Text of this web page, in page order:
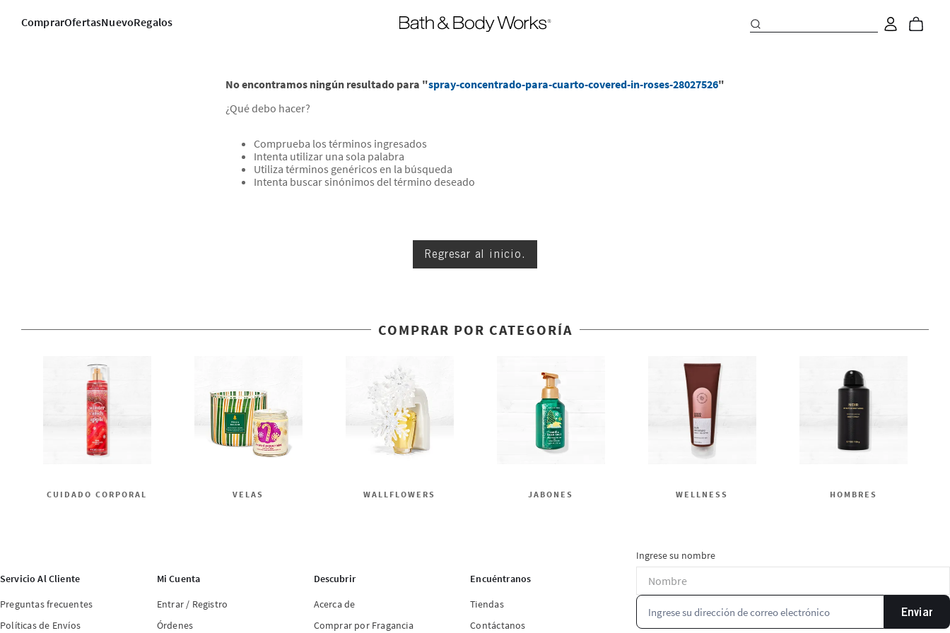
ComprarOfertasNuevoRegalos
No encontramos ningún resultado para "spray-concentrado-para-cuarto-covered-in-roses-28027526"
¿Qué debo hacer?
Comprueba los términos ingresados
Intenta utilizar una sola palabra
Utiliza términos genéricos en la búsqueda
Intenta buscar sinónimos del término deseado
Regresar al inicio.
COMPRAR POR CATEGORÍA
CUIDADO CORPORAL VELAS WALLFLOWERS JABONES WELLNESS HOMBRES
Servicio Al Cliente
Preguntas frecuentes
Políticas de Envíos
Mi Cuenta
Entrar / Registro
Órdenes
Descubrir
Acerca de
Comprar por Fragancia
Encuéntranos
Tiendas
Contáctanos
Ingrese su nombre
Enviar